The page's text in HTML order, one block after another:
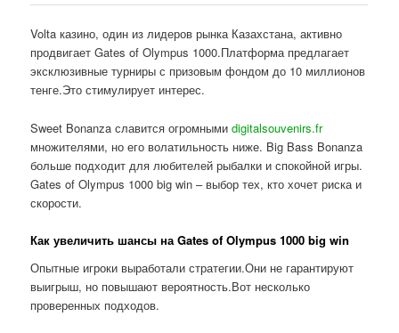
Volta казино, один из лидеров рынка Казахстана, активно
продвигает Gates of Olympus 1000.Платформа предлагает
эксклюзивные турниры с призовым фондом до 10 миллионов
тенге.Это стимулирует интерес.
Sweet Bonanza славится огромнымиdigitalsouvenirs.fr
множителями, но его волатильность ниже. Big Bass Bonanza
больше подходит для любителей рыбалки и спокойной игры.
Gates of Olympus 1000 big win – выбор тех, кто хочет риска и
скорости.
Как увеличить шансы на Gates of Olympus 1000 big win
Опытные игроки выработали стратегии.Они не гарантируют
выигрыш, но повышают вероятность.Вот несколько
проверенных подходов.